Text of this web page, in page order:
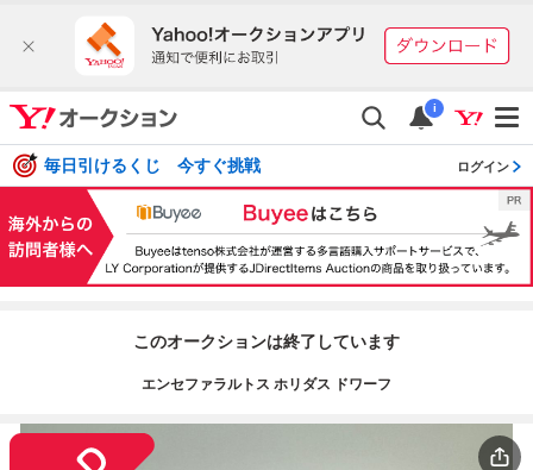
i
毎日引けるくじ 今すぐ挑戦 ログイン
このオークションは終了しています
エンセファラルトス ホリダス ドワーフ